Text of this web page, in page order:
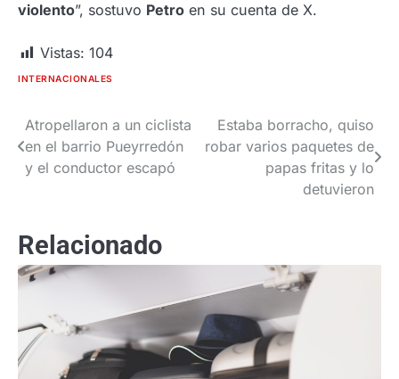
violento”, sostuvo Petro en su cuenta de X.
Vistas: 104
INTERNACIONALES
Navegación
de
Atropellaron a un ciclista
en el barrio Pueyrredón
y el conductor escapó
Estaba borracho, quiso
robar varios paquetes de
papas fritas y lo
detuvieron
Relacionado